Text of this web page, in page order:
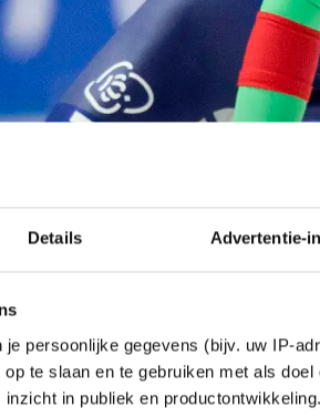
Details Advertentie-
je persoonlijke gegevens (bijv. uw IP-
te slaan en te gebruiken met als
in publiek en